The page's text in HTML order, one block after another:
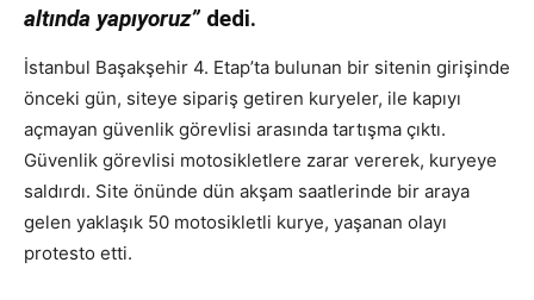
altında yapıyoruz” dedi.
İstanbul Başakşehir 4. Etap’ta bulunan bir sitenin girişinde
önceki gün, siteye sipariş getiren kuryeler, ile kapıyı
açmayan güvenlik görevlisi arasında tartışma çıktı.
Güvenlik görevlisi motosikletlere zarar vererek, kuryeye
saldırdı. Site önünde dün akşam saatlerinde bir araya
gelen yaklaşık 50 motosikletli kurye, yaşanan olayı
protesto etti.